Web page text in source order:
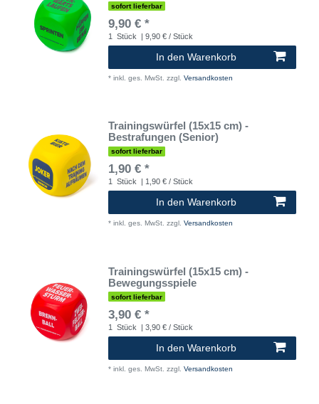
sofort lieferbar
9,90 € *
1 Stück | 9,90 € / Stück
In den Warenkorb
* inkl. ges. MwSt. zzgl. Versandkosten
Trainingswürfel (15x15 cm) -
Bestrafungen (Senior)
sofort lieferbar
1,90 € *
1 Stück | 1,90 € / Stück
In den Warenkorb
* inkl. ges. MwSt. zzgl. Versandkosten
Trainingswürfel (15x15 cm) -
Bewegungsspiele
sofort lieferbar
3,90 € *
1 Stück | 3,90 € / Stück
In den Warenkorb
* inkl. ges. MwSt. zzgl. Versandkosten